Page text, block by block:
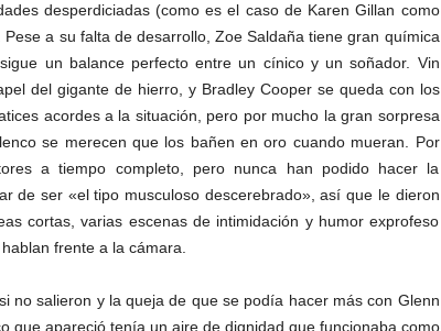
desperdiciadas (como es el caso de Karen Gillan como
a su falta de desarrollo, Zoe Saldaña tiene gran química
un balance perfecto entre un cínico y un soñador. Vin
del gigante de hierro, y Bradley Cooper se queda con los
acordes a la situación, pero por mucho la gran sorpresa
se merecen que los bañen en oro cuando mueran. Por
a tiempo completo, pero nunca han podido hacer la
de ser «el tipo musculoso descerebrado», así que le dieron
cortas, varias escenas de intimidación y humor exprofeso
frente a la cámara.
no salieron y la queja de que se podía hacer más con Glenn
que apareció tenía un aire de dignidad que funcionaba como